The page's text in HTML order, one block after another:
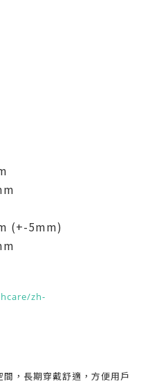
(+-5mm)
zh-
，長期穿戴舒適，方便用戶